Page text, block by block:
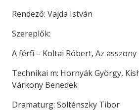
Rendező: Vajda István
Szereplők:
A férfi – Koltai Róbert, Az asszony
Technikai m: Hornyák György,
Várkony Benedek
Dramaturg: Solténszky Tibor